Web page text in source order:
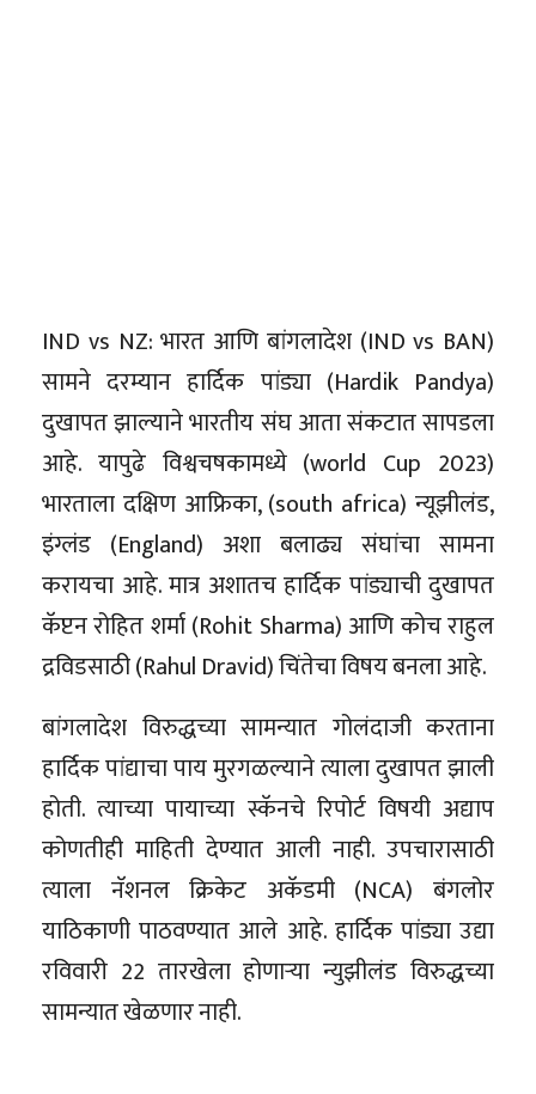
IND vs NZ: भारत आणि बांगलादेश (IND vs BAN)
सामने दरम्यान हार्दिक पांड्या (Hardik Pandya)
दुखापत झाल्याने भारतीय संघ आता संकटात सापडला
आहे. यापुढे विश्वचषकामध्ये (world Cup 2023)
भारताला दक्षिण आफ्रिका, (south africa) न्यूझीलंड,
इंग्लंड (England) अशा बलाढ्य संघांचा सामना
करायचा आहे. मात्र अशातच हार्दिक पांड्याची दुखापत
कॅप्टन रोहित शर्मा (Rohit Sharma) आणि कोच राहुल
द्रविडसाठी (Rahul Dravid) चिंतेचा विषय बनला आहे.
बांगलादेश विरुद्धच्या सामन्यात गोलंदाजी करताना
हार्दिक पांद्याचा पाय मुरगळल्याने त्याला दुखापत झाली
होती. त्याच्या पायाच्या स्कॅनचे रिपोर्ट विषयी अद्याप
कोणतीही माहिती देण्यात आली नाही. उपचारासाठी
त्याला नॅशनल क्रिकेट अकॅडमी (NCA) बंगलोर
याठिकाणी पाठवण्यात आले आहे. हार्दिक पांड्या उद्या
रविवारी 22 तारखेला होणाऱ्या न्युझीलंड विरुद्धच्या
सामन्यात खेळणार नाही.